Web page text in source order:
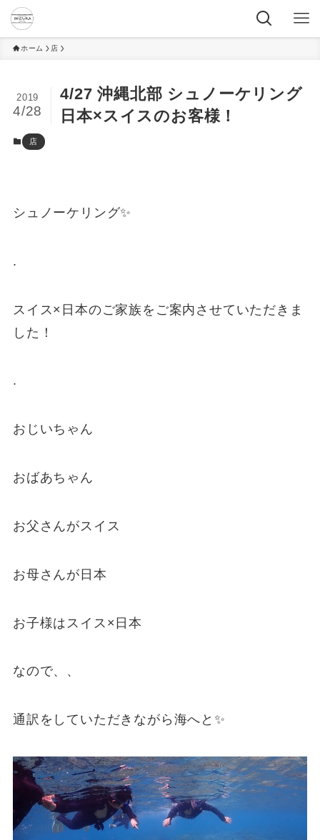
ホーム 店
4/27 沖縄北部 シュノーケリング
日本×スイスのお客様！
2019
4/28
店
シュノーケリング✨
.
スイス×日本のご家族をご案内させていただきま
した！
.
おじいちゃん
おばあちゃん
お父さんがスイス
お母さんが日本
お子様はスイス×日本
なので、、
通訳をしていただきながら海へと✨